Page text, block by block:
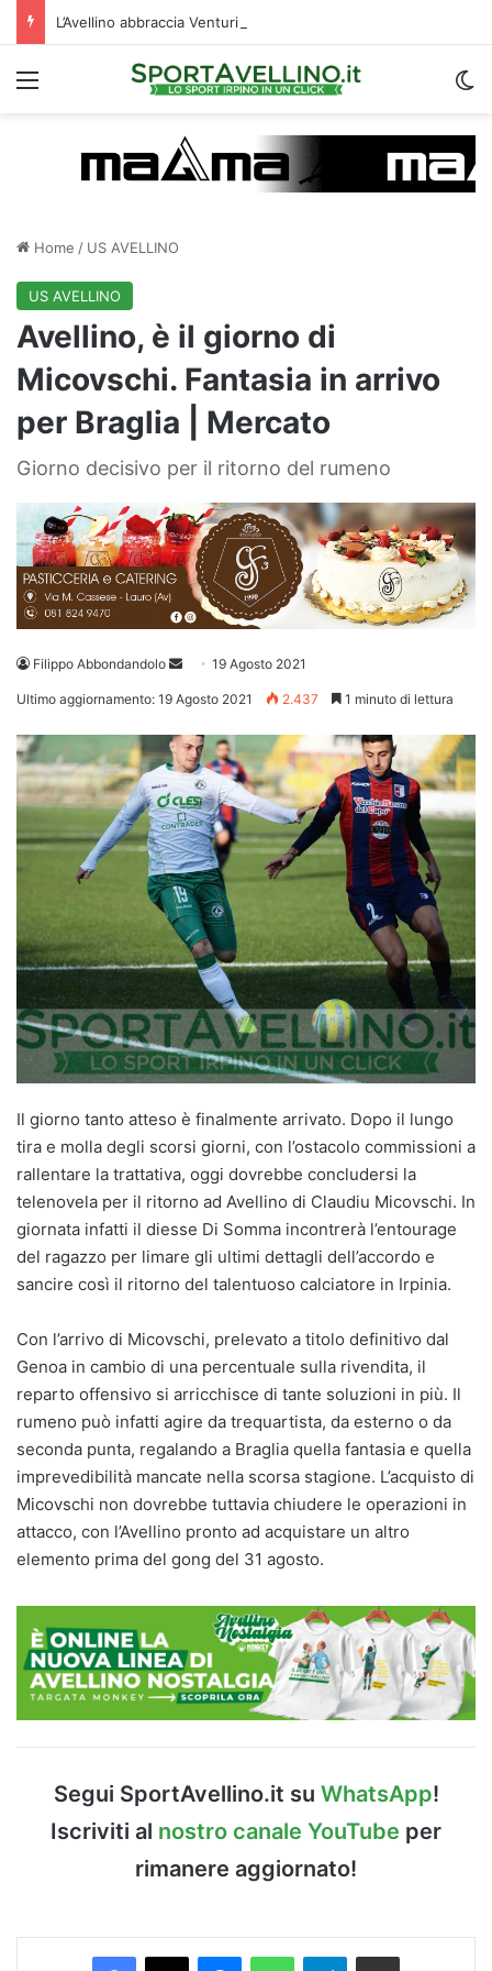
Menu
Home / US AVELLINO
US AVELLINO
Avellino, è il giorno di
Micovschi. Fantasia in arrivo
per Braglia | Mercato
Giorno decisivo per il ritorno del rumeno
Filippo Abbondandolo
Invia 19 Agosto 2021
Ultimo aggiornamento: 19 Agosto 2021 2.437 1 minuto di lettura
Il giorno tanto atteso è finalmente arrivato. Dopo il lungo
tira e molla degli scorsi giorni, con l’ostacolo commissioni a
rallentare la trattativa, oggi dovrebbe concludersi la
telenovela per il ritorno ad Avellino di Claudiu Micovschi. In
giornata infatti il diesse Di Somma incontrerà l’entourage
del ragazzo per limare gli ultimi dettagli dell’accordo e
sancire così il ritorno del talentuoso calciatore in Irpinia.
Con l’arrivo di Micovschi, prelevato a titolo definitivo dal
Genoa in cambio di una percentuale sulla rivendita, il
reparto offensivo si arricchisce di tante soluzioni in più. Il
rumeno può infatti agire da trequartista, da esterno o da
seconda punta, regalando a Braglia quella fantasia e quella
imprevedibilità mancate nella scorsa stagione. L’acquisto di
Micovschi non dovrebbe tuttavia chiudere le operazioni in
attacco, con l’Avellino pronto ad acquistare un altro
elemento prima del gong del 31 agosto.
Segui SportAvellino.it su WhatsApp!
Iscriviti al nostro canale YouTube per
rimanere aggiornato!
Facebook
X MessengerWhatsAppTelegramCondividi via Email